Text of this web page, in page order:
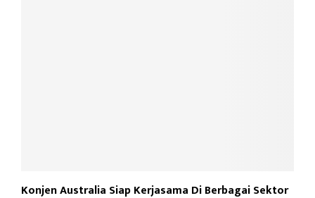
Konjen Australia Siap Kerjasama Di Berbagai Sektor